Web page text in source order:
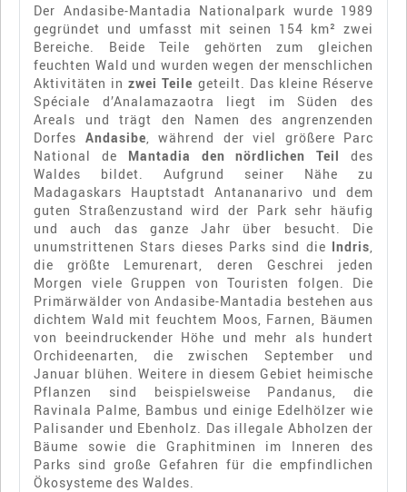
Der Andasibe-Mantadia Nationalpark wurde 1989
gegründet und umfasst mit seinen 154 km² zwei
Bereiche. Beide Teile gehörten zum gleichen
feuchten Wald und wurden wegen der menschlichen
Aktivitäten inzwei Teile geteilt. Das kleine Réserve
Spéciale d’Analamazaotra liegt im Süden des
Areals und trägt den Namen des angrenzenden
Dorfes Andasibe , während der viel größere Parc
National de Mantadia den nördlichen Teil
des
Waldes bildet. Aufgrund seiner Nähe zu
Madagaskars Hauptstadt Antananarivo und dem
guten Straßenzustand wird der Park sehr häufig
und auch das ganze Jahr über besucht. Die
unumstrittenen Stars dieses Parks sind die Indris
die größte Lemurenart, deren Geschrei jeden
Morgen viele Gruppen von Touristen folgen. Die
Primärwälder von Andasibe-Mantadia bestehen aus
dichtem Wald mit feuchtem Moos, Farnen, Bäumen
von beeindruckender Höhe und mehr als hundert
Orchideenarten, die zwischen September und
Januar blühen. Weitere in diesem Gebiet heimische
Pflanzen sind beispielsweise Pandanus, die
Ravinala Palme, Bambus und einige Edelhölzer wie
Palisander und Ebenholz. Das illegale Abholzen der
Bäume sowie die Graphitminen im Inneren des
Parks sind große Gefahren für die empfindlichen
Ökosysteme des Waldes.